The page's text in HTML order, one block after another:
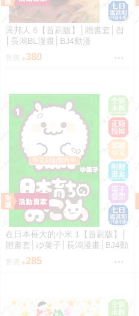
異邦人 6【首刷版】│贈書套│첩
│長鴻BL漫畫│BJ4動漫
售價 380
在日本長大的小米 1【首刷版】│
贈書套│ゆ菓子│長鴻漫畫│BJ4動
285